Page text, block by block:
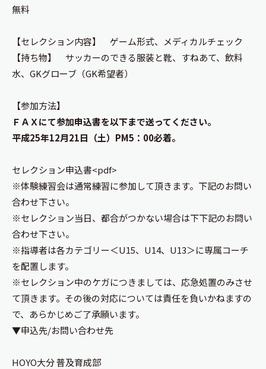
無料
【セレクション内容】 ゲーム形式、メディカルチェック
【持ち物】 サッカーのできる服装と靴、すねあて、飲料
水、GKグローブ（GK希望者）
【参加方法】
ＦＡＸにて参加申込書を以下まで送ってください。
平成25年12月21日（土）PM5：00必着。
セレクション申込書<pdf>
※体験練習会は通常練習に参加して頂きます。下記のお問い
合わせ下さい。
※セレクション当日、都合がつかない場合は下下記のお問い
合わせ下さい。
※指導者は各カテゴリー＜U15、U14、U13＞に専属コーチ
を配置します。
※セレクション中のケガにつきましては、応急処置のみさせ
て頂きます。その後の対応については責任を負いかねますの
で、あらかじめご了承願います。
▼申込先/お問い合わせ先
HOYO大分 普及育成部